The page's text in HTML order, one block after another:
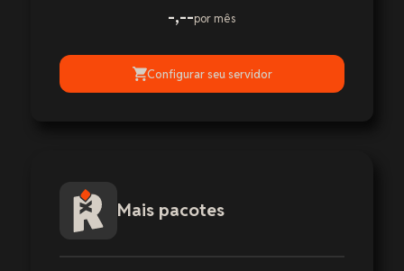
-,--por mês
Configurar seu servidor
Mais pacotes